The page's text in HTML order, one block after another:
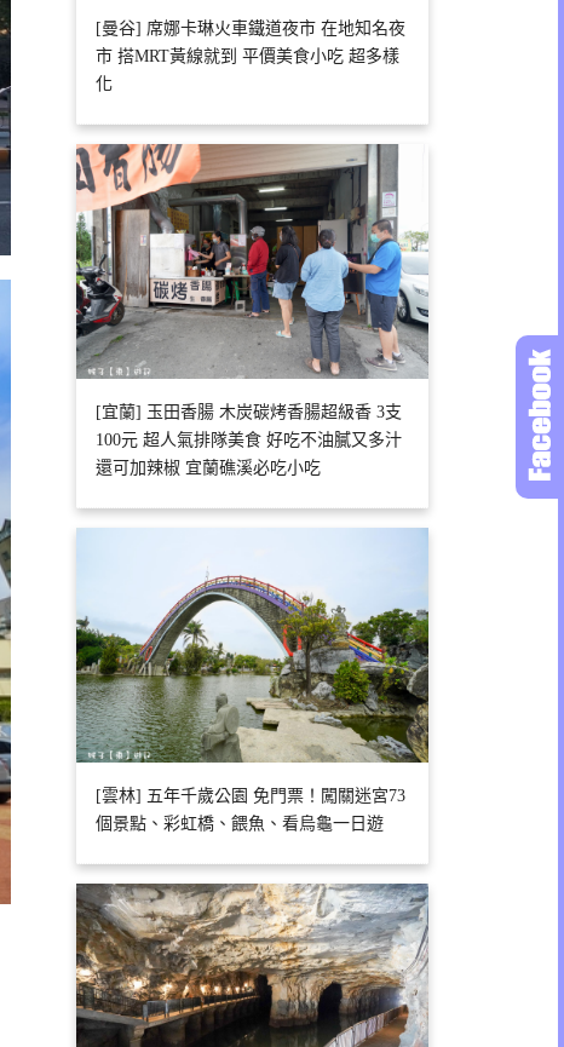
[曼谷] 席娜卡琳火車鐵道夜市 在地知名夜
市 搭MRT黃線就到 平價美食小吃 超多樣
化
[宜蘭] 玉田香腸 木炭碳烤香腸超級香 3支
100元 超人氣排隊美食 好吃不油膩又多汁
還可加辣椒 宜蘭礁溪必吃小吃
[雲林] 五年千歲公園 免門票！闖關迷宮73
個景點、彩虹橋、餵魚、看烏龜一日遊